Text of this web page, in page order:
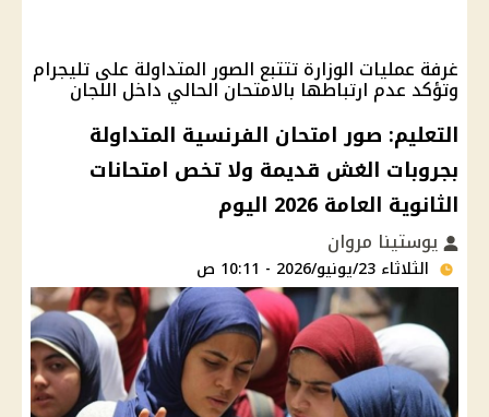
غرفة عمليات الوزارة تتتبع الصور المتداولة على تليجرام
وتؤكد عدم ارتباطها بالامتحان الحالي داخل اللجان
التعليم: صور امتحان الفرنسية المتداولة
بجروبات الغش قديمة ولا تخص امتحانات
الثانوية العامة 2026 اليوم
يوستينا مروان
الثلاثاء 23/يونيو/2026 - 10:11 ص